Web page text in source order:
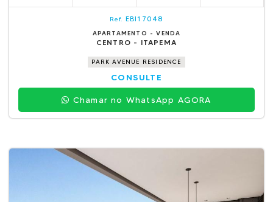
Ref. EBI17048
APARTAMENTO - VENDA
CENTRO - ITAPEMA
PARK AVENUE RESIDENCE
CONSULTE
Chamar no WhatsApp AGORA